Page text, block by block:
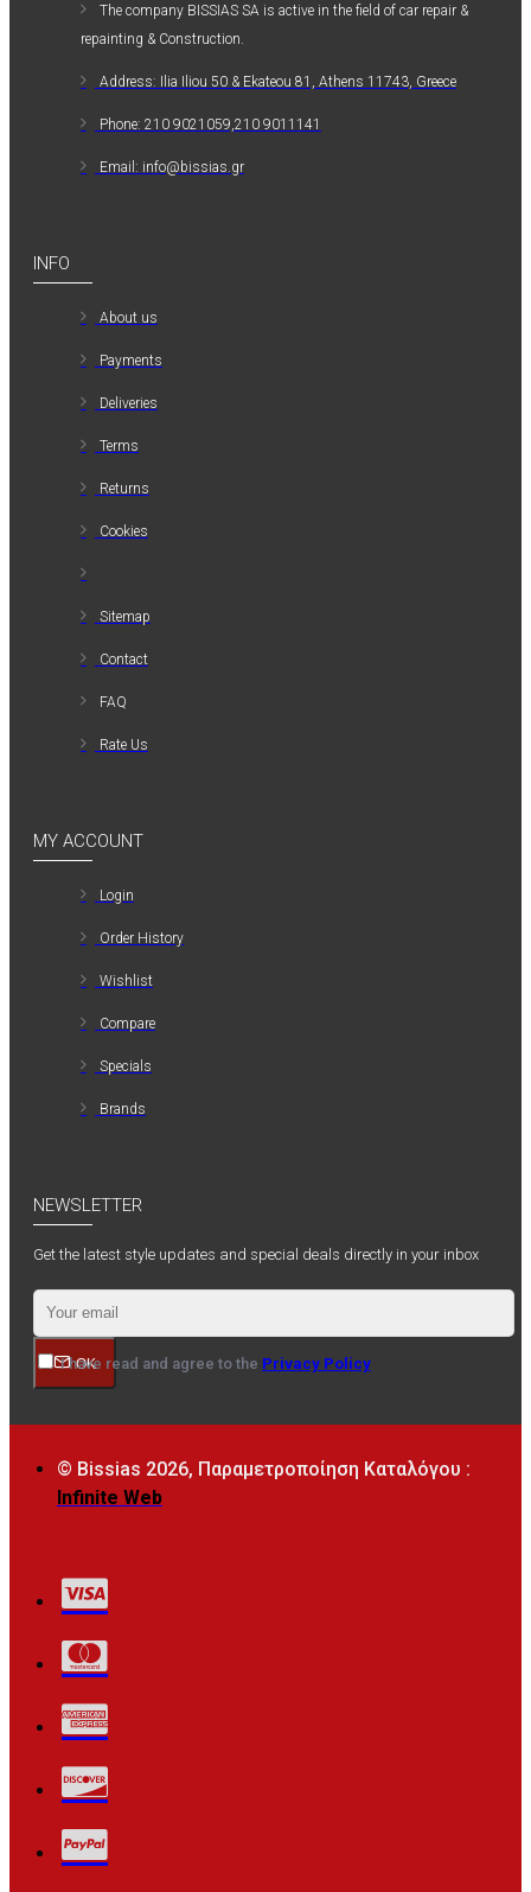
The company ΒISSIAS SA is active in the field of car repair &
repainting & Construction.
Address: Ilia Iliou 50 & Ekateou 81, Athens 11743, Greece
Phone: 210 9021059,210 9011141
Email: info@bissias.gr
INFO
About us
Payments
Deliveries
Terms
Returns
Cookies
Sitemap
Contact
FAQ
Rate Us
MY ACCOUNT
Login
Order History
Wishlist
Compare
Specials
Brands
NEWSLETTER
Get the latest style updates and special deals directly in your inbox
OK
I have read and agree to the Privacy Policy
© Bissias 2026, Παραμετροποίηση Καταλόγου :
Infinite Web